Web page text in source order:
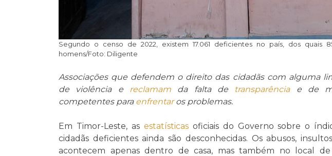
Segundo o censo de 2022, existem 17.061 deficientes no país, dos quais
homens/Foto: Diligente
Associações que defendem o direito das cidadãs com alguma
de violência e reclamam da falta de transparênciae de
competentes para enfrentaros problemas.
Em Timor-Leste, as estatísticasoficiais do Governo sobre o
cidadãs deficientes ainda são desconhecidas. Os abusos,
acontecem apenas dentro de casa, mas também no local